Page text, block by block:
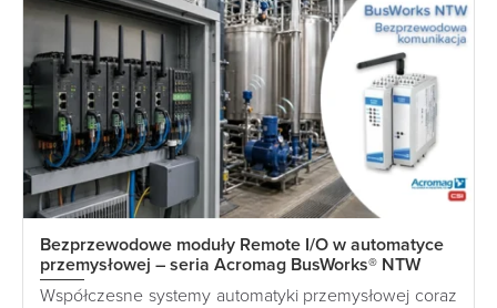
Bezprzewodowe moduły Remote I/O w automatyce
przemysłowej – seria Acromag BusWorks® NTW
Współczesne systemy automatyki przemysłowej coraz